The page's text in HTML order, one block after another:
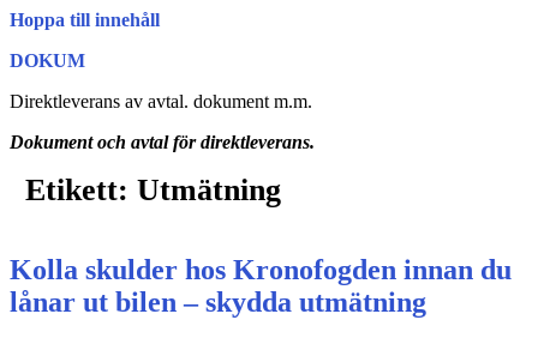
Hoppa till innehåll
DOKUM
Direktleverans av avtal. dokument m.m.
Dokument och avtal för direktleverans.
Etikett: Utmätning
Kolla skulder hos Kronofogden innan du
lånar ut bilen – skydda utmätning